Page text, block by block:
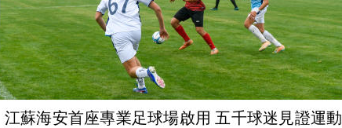
江蘇海安首座專業足球場啟用 五千球迷見證運動